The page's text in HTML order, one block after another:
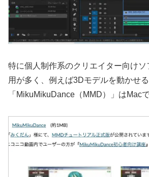
特に個人制作系のクリエイター向け
用が多く、例えば3Dモデルを動かせる
「MikuMikuDance（MMD）」はMac